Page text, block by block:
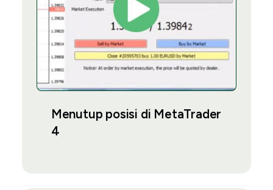
Menutup posisi di MetaTrader
4